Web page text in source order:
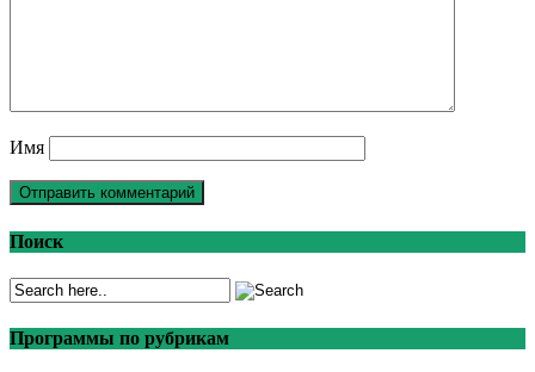
Имя
Поиск
Программы по рубрикам